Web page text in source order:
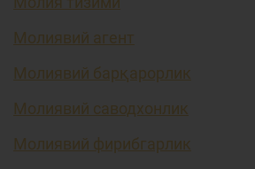
Молиявий агент
Молиявий барқарорлик
Молиявий саводхонлик
Молиявий фирибгарлик